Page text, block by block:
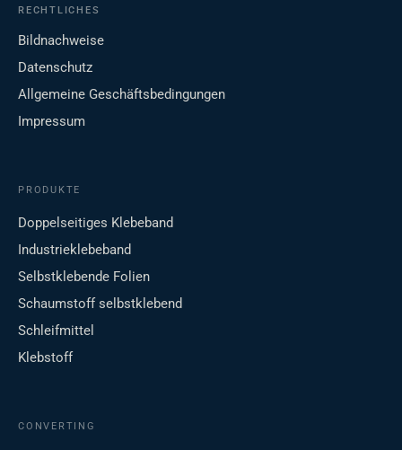
RECHTLICHES
Bildnachweise
Datenschutz
Allgemeine Geschäftsbedingungen
Impressum
PRODUKTE
Doppelseitiges Klebeband
Industrieklebeband
Selbstklebende Folien
Schaumstoff selbstklebend
Schleifmittel
Klebstoff
CONVERTING